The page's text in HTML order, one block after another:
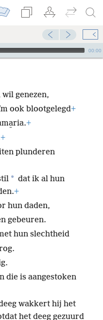
00:00
genezen,
ook blootgelegd+
+
+
plunderen
* dat ik al hun
+
hun daden,
gebeuren.
hun slechtheid
die is aangestoken
wakkert hij het
het deeg gezuurd